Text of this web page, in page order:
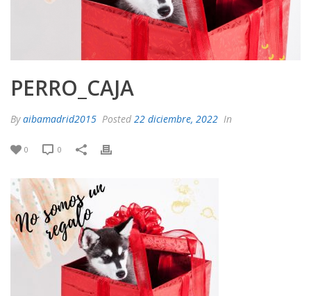
PERRO_CAJA
Byaibamadrid2015 Posted 22 diciembre, 2022 In
0 0